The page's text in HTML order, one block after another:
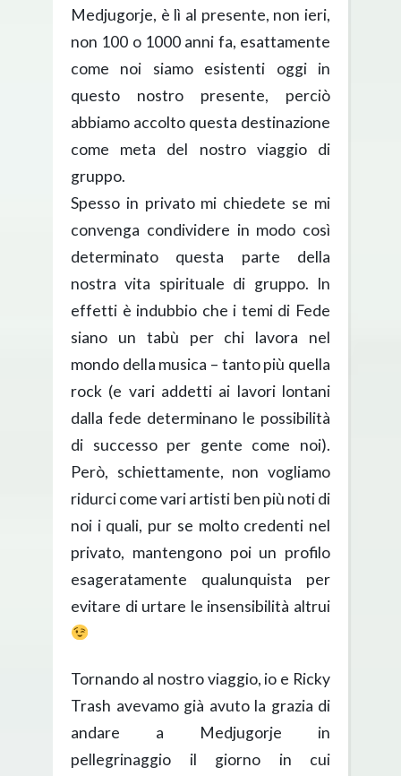
Medjugorje, è lì al presente, non ieri,
non 100 o 1000 anni fa, esattamente
come noi siamo esistenti oggi in
questo nostro presente, perciò
abbiamo accolto questa destinazione
come meta del nostro viaggio di
gruppo.
Spesso in privato mi chiedete se mi
convenga condividere in modo così
determinato questa parte della
nostra vita spirituale di gruppo. In
effetti è indubbio che i temi di Fede
siano un tabù per chi lavora nel
mondo della musica – tanto più quella
rock (e vari addetti ai lavori lontani
dalla fede determinano le possibilità
di successo per gente come noi).
Però, schiettamente, non vogliamo
ridurci come vari artisti ben più noti di
noi i quali, pur se molto credenti nel
privato, mantengono poi un profilo
esageratamente qualunquista per
evitare di urtare le insensibilità altrui
Tornando al nostro viaggio, io e Ricky
Trash avevamo già avuto la grazia di
andare a Medjugorje in
pellegrinaggio il giorno in cui